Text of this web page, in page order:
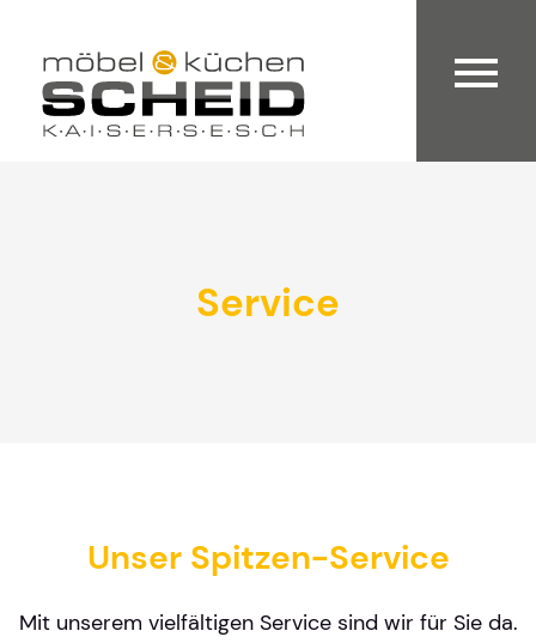
Service
Unser Spitzen-Service
Mit unserem vielfältigen Service sind wir für Sie da.